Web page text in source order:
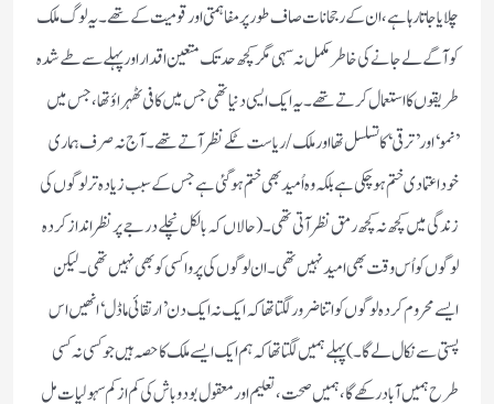
چلایا جاتارہاہے،ان کے رجحانات صاف طورپر مفاہمتی اور قومیت کے تھے۔یہ لوگ ملک
کو آگے لے جانے کی خاطرمکمل نہ سہی مگر کچھ حدتک متعین اقدار اور پہلے سے طے شدہ
طریقوں کا استعمال کرتے تھے۔یہ ایک ایسی دنیا تھی جس میں کافی ٹھہراؤ تھا،جس میں
’نمو‘ اور’ ترقی‘کا تسلسل تھا اور ملک/ریاست ٹکے نظر آتے تھے۔ آج نہ صرف ہماری
خود اعتمادی ختم ہوچکی ہے بلکہ وہ اُمیدبھی ختم ہوگئی ہے جس کے سبب زیادہ تر لوگوں کی
زندگی میں کچھ نہ کچھ رمق نظر آتی تھی۔(حالاں کہ بالکل نچلے درجے پر نظر انداز کردہ
لوگوں کو اُس وقت بھی امید نہیں تھی۔ان لوگوں کی پروا کسی کو بھی نہیں تھی ۔لیکن
ایسے محروم کردہ لوگوں کو اتنا ضرور لگتاتھا کہ ایک نہ ایک دن ’ارتقائی ماڈل‘ انھیں اس
پستی سے نکال لے گا۔)پہلے ہمیں لگتا تھا کہ ہم ایک ایسے ملک کا حصہ ہیں جو کسی نہ کسی
طرح ہمیں آباد رکھے گا،ہمیں صحت،تعلیم اور معقول بودوباش کی کم ازکم سہولیات مل